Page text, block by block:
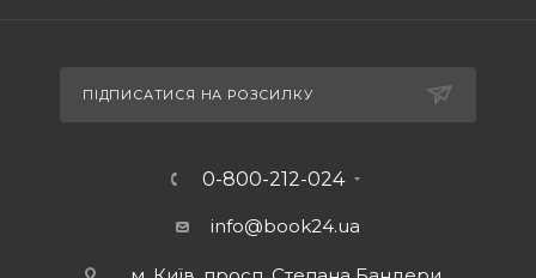
ПІДПИСАТИСЯ НА РОЗСИЛКУ
0-800-212-024
info@book24.ua